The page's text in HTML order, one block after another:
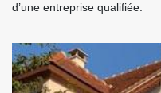
d’une entreprise qualifiée.